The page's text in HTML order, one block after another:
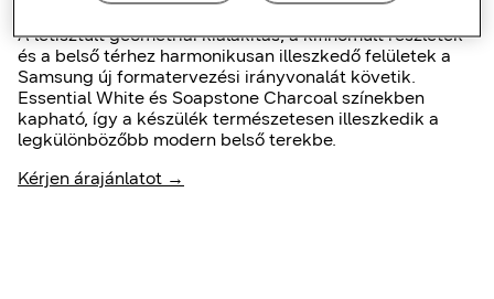
A letisztult geometriai kialakítás, a kifinomult részletek
és a belső térhez harmonikusan illeszkedő felületek a
Samsung új formatervezési irányvonalát követik.
Essential White és Soapstone Charcoal színekben
kapható, így a készülék természetesen illeszkedik a
legkülönbözőbb modern belső terekbe.
Kérjen árajánlatot →